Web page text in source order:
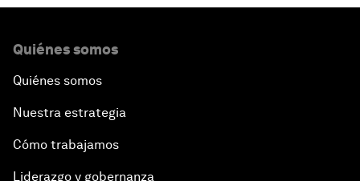
Quiénes somos
Quiénes somos
Nuestra estrategia
Cómo trabajamos
Liderazgo y gobernanza